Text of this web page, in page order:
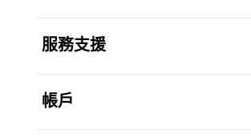
服務支援
帳戶